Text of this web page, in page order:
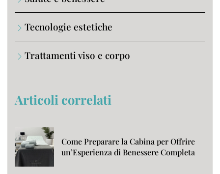
Tecnologie estetiche
Trattamenti viso e corpo
Articoli correlati
Come Preparare la Cabina per Offrire
un’Esperienza di Benessere Completa